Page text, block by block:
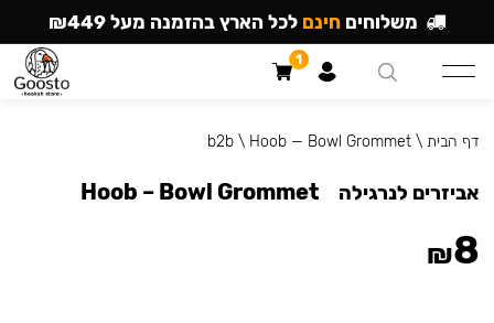
דף הבית \
b2b\ Hoob — Bowl Grommet
אביזרים לנרגילה Hoob – Bowl Grommet
₪8
משלוחים חינם לכל הארץ בהזמנה מעל ₪449
1